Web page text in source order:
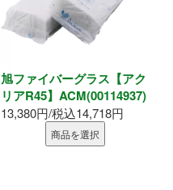
旭ファイバーグラス【アク
リアR45】ACM(00114937)
13,380円/税込14,718円
商品を選択